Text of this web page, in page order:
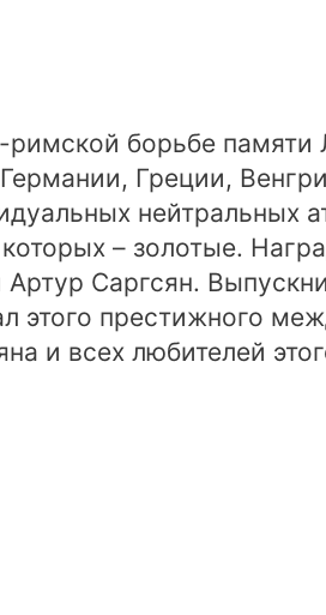
римской борьбе
Греции,
нейтральных
– золотые.
Саргсян.
престижного
и всех любителей